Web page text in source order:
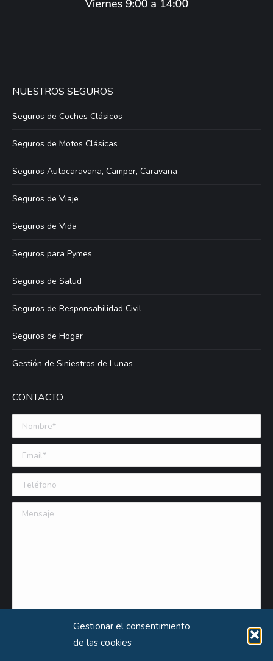
Gestionar el consentimiento
de las cookies
NUESTROS SEGUROS
Seguros de Coches Clásicos
Seguros de Motos Clásicas
Seguros Autocaravana, Camper, Caravana
Seguros de Viaje
Seguros de Vida
Seguros para Pymes
Seguros de Salud
Seguros de Responsabilidad Civil
Seguros de Hogar
Gestión de Siniestros de Lunas
CONTACTO
Nombre *
Email (requerido)
Teléfono
Mensaje